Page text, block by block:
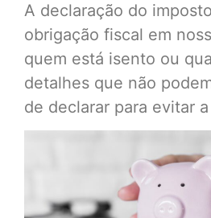
A declaração do
obrigação fiscal em
quem está isento ou
detalhes que não
de declarar para evitar a